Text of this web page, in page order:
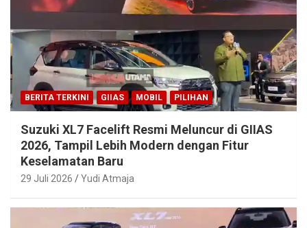
BERITA TERKINI GIIAS MOBIL PILIHAN
Suzuki XL7 Facelift Resmi Meluncur di GIIAS
2026, Tampil Lebih Modern dengan Fitur
Keselamatan Baru
29 Juli 2026 Yudi Atmaja